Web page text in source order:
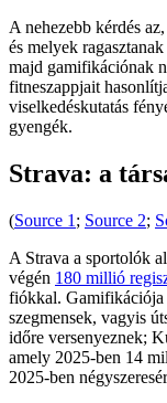
A nehezebb kérdés
és melyek
majd gamifikációnak
fitneszappjait
viselkedéskutatás
gyengék.
Strava: a
(Source 1 ; Source 2;
A Strava a sportolók
végén 180 millió
fiókkal. Gamifikációja
szegmensek, vagyis
időre versenyeznek;
amely 2025-ben 14
2025-ben